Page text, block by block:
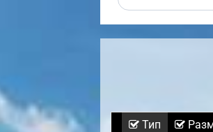
Тип